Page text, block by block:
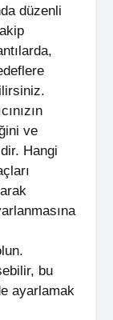
düzenli
ve
Hangi
bu
ayarlamak